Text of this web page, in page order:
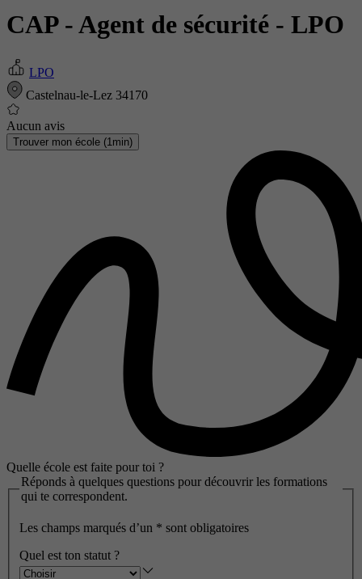
CAP - Agent de sécurité - LPO
LPO
Castelnau-le-Lez 34170
Aucun avis
Trouver mon école (1min)
Quelle école est faite pour toi ?
Réponds à quelques questions pour découvrir les formations
qui te correspondent.
Les champs marqués d’un * sont obligatoires
Quel est ton statut ?